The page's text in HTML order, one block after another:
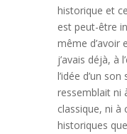
historique et
est peut-être
même d’avoir
j’avais déjà, à
l’idée d’un
ressemblait ni
classique, ni à
historiques